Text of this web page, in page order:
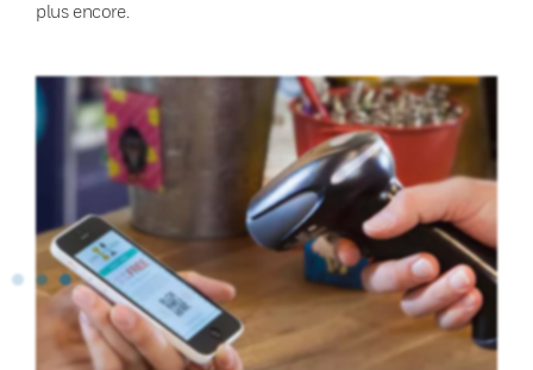
plus encore.